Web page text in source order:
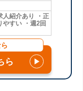
人紹介あり ・正
やすい ・週2回
ら ▶